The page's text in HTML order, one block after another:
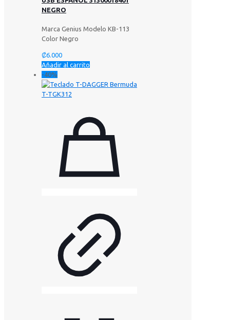
NEGRO
Marca Genius Modelo KB-113
Color Negro
₡6.000
Añadir al carrito
-40%